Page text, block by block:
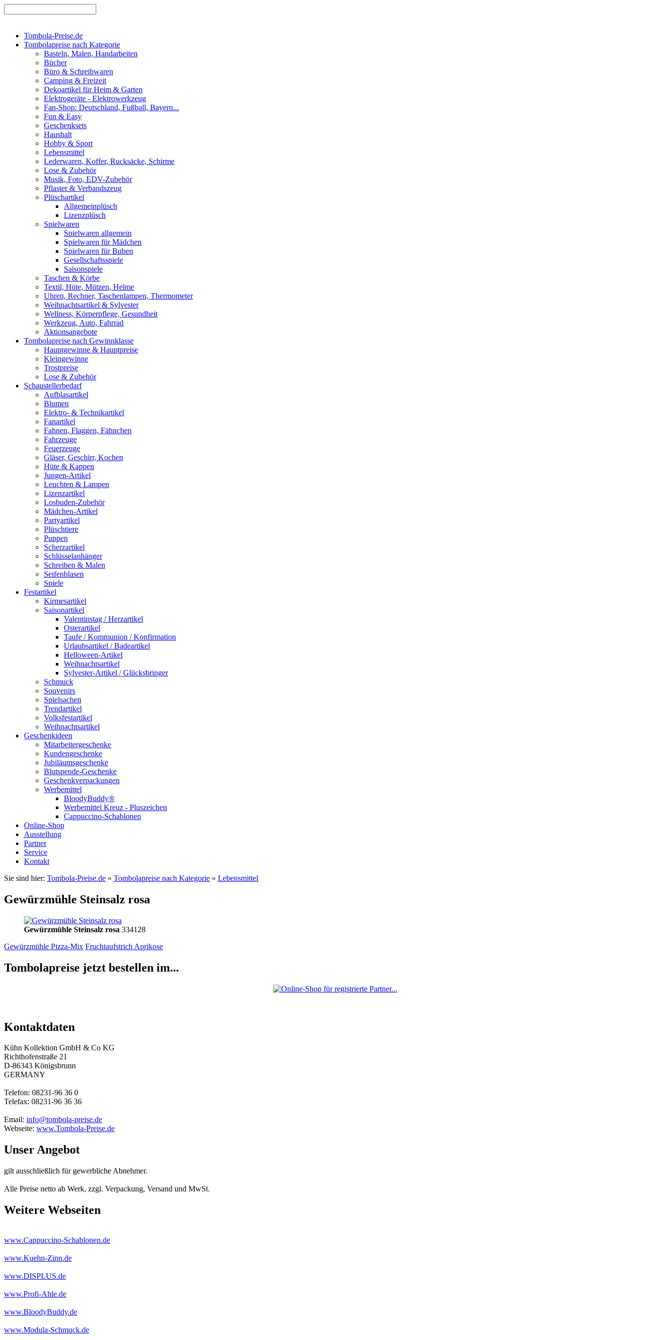
Tombola-Preise.de
Tombolapreise nach Kategorie
Basteln, Malen, Handarbeiten
Bücher
Büro & Schreibwaren
Camping & Freizeit
Dekoartikel für Heim & Garten
Elektrogeräte - Elektrowerkzeug
Fan-Shop: Deutschland, Fußball, Bayern...
Fun & Easy
Geschenksets
Haushalt
Hobby & Sport
Lebensmittel
Lederwaren, Koffer, Rucksäcke, Schirme
Lose & Zubehör
Musik, Foto, EDV-Zubehör
Pflaster & Verbandszeug
Plüschartikel
Allgemeinplüsch
Lizenzplüsch
Spielwaren
Spielwaren allgemein
Spielwaren für Mädchen
Spielwaren für Buben
Gesellschaftsspiele
Saisonspiele
Taschen & Körbe
Textil, Hüte, Mützen, Helme
Uhren, Rechner, Taschenlampen, Thermometer
Weihnachtsartikel & Sylvester
Wellness, Körperpflege, Gesundheit
Werkzeug, Auto, Fahrrad
Aktionsangebote
Tombolapreise nach Gewinnklasse
Hauptgewinne & Hauptpreise
Kleingewinne
Trostpreise
Lose & Zubehör
Schaustellerbedarf
Aufblasartikel
Blumen
Elektro- & Technikartikel
Fanartikel
Fahnen, Flaggen, Fähnchen
Fahrzeuge
Feuerzeuge
Gläser, Geschirr, Kochen
Hüte & Kappen
Jungen-Artikel
Leuchten & Lampen
Lizenzartikel
Losbuden-Zubehör
Mädchen-Artikel
Partyartikel
Plüschtiere
Puppen
Scherzartikel
Schlüsselanhänger
Schreiben & Malen
Seifenblasen
Spiele
Festartikel
Kirmesartikel
Saisonartikel
Valentinstag / Herzartikel
Osterartikel
Taufe / Kommunion / Konfirmation
Urlaubsartikel / Badeartikel
Helloween-Artikel
Weihnachtsartikel
Sylvester-Artikel / Glücksbringer
Schmuck
Souvenirs
Spielsachen
Trendartikel
Volksfestartikel
Weihnachtsartikel
Geschenkideen
Mitarbeitergeschenke
Kundengeschenke
Jubiläumsgeschenke
Blutspende-Geschenke
Geschenkverpackungen
Werbemittel
BloodyBuddy®
Werbemittel Kreuz - Pluszeichen
Cappuccino-Schablonen
Online-Shop
Ausstellung
Partner
Service
Kontakt
Sie sind hier: Tombola-Preise.de » Tombolapreise nach Kategorie » Lebensmittel
Gewürzmühle Steinsalz rosa
Gewürzmühle Steinsalz rosa 334128
Gewürzmühle Pizza-Mix Fruchtaufstrich Aprikose
Tombolapreise jetzt bestellen im...
Kontaktdaten
Kühn Kollektion GmbH & Co KG
Richthofenstraße 21
D-86343 Königsbrunn
GERMANY
Telefon: 08231-96 36 0
Telefax: 08231-96 36 36
Email: info@tombola-preise.de
Webseite: www.Tombola-Preise.de
Unser Angebot
gilt ausschließlich für gewerbliche Abnehmer.
Alle Preise netto ab Werk, zzgl. Verpackung, Versand und MwSt.
Weitere Webseiten
www.Cappuccino-Schablonen.de
www.Kuehn-Zinn.de
www.DISPLUS.de
www.Profi-Ahle.de
www.BloodyBuddy.de
www.Modula-Schmuck.de